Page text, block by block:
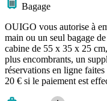
Bagage
OUIGO vous autorise à
main ou un seul bagage
cabine de 55 x 35 x 25
plus encombrants, un
réservations en ligne
20 € si le paiement est